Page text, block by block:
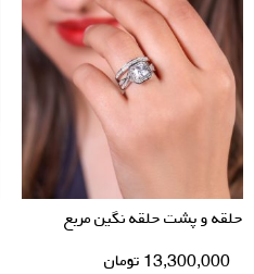
حلقه و پشت حلقه نگین مربع
13,300,000 تومان